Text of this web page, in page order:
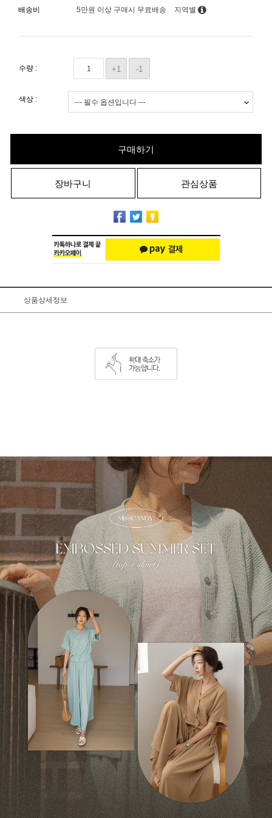
배송비 5만원 이상 구매시 무료배송 지역별
수량 : +1 -1
색상 :
구매하기
장바구니 관심상품
상품상세정보